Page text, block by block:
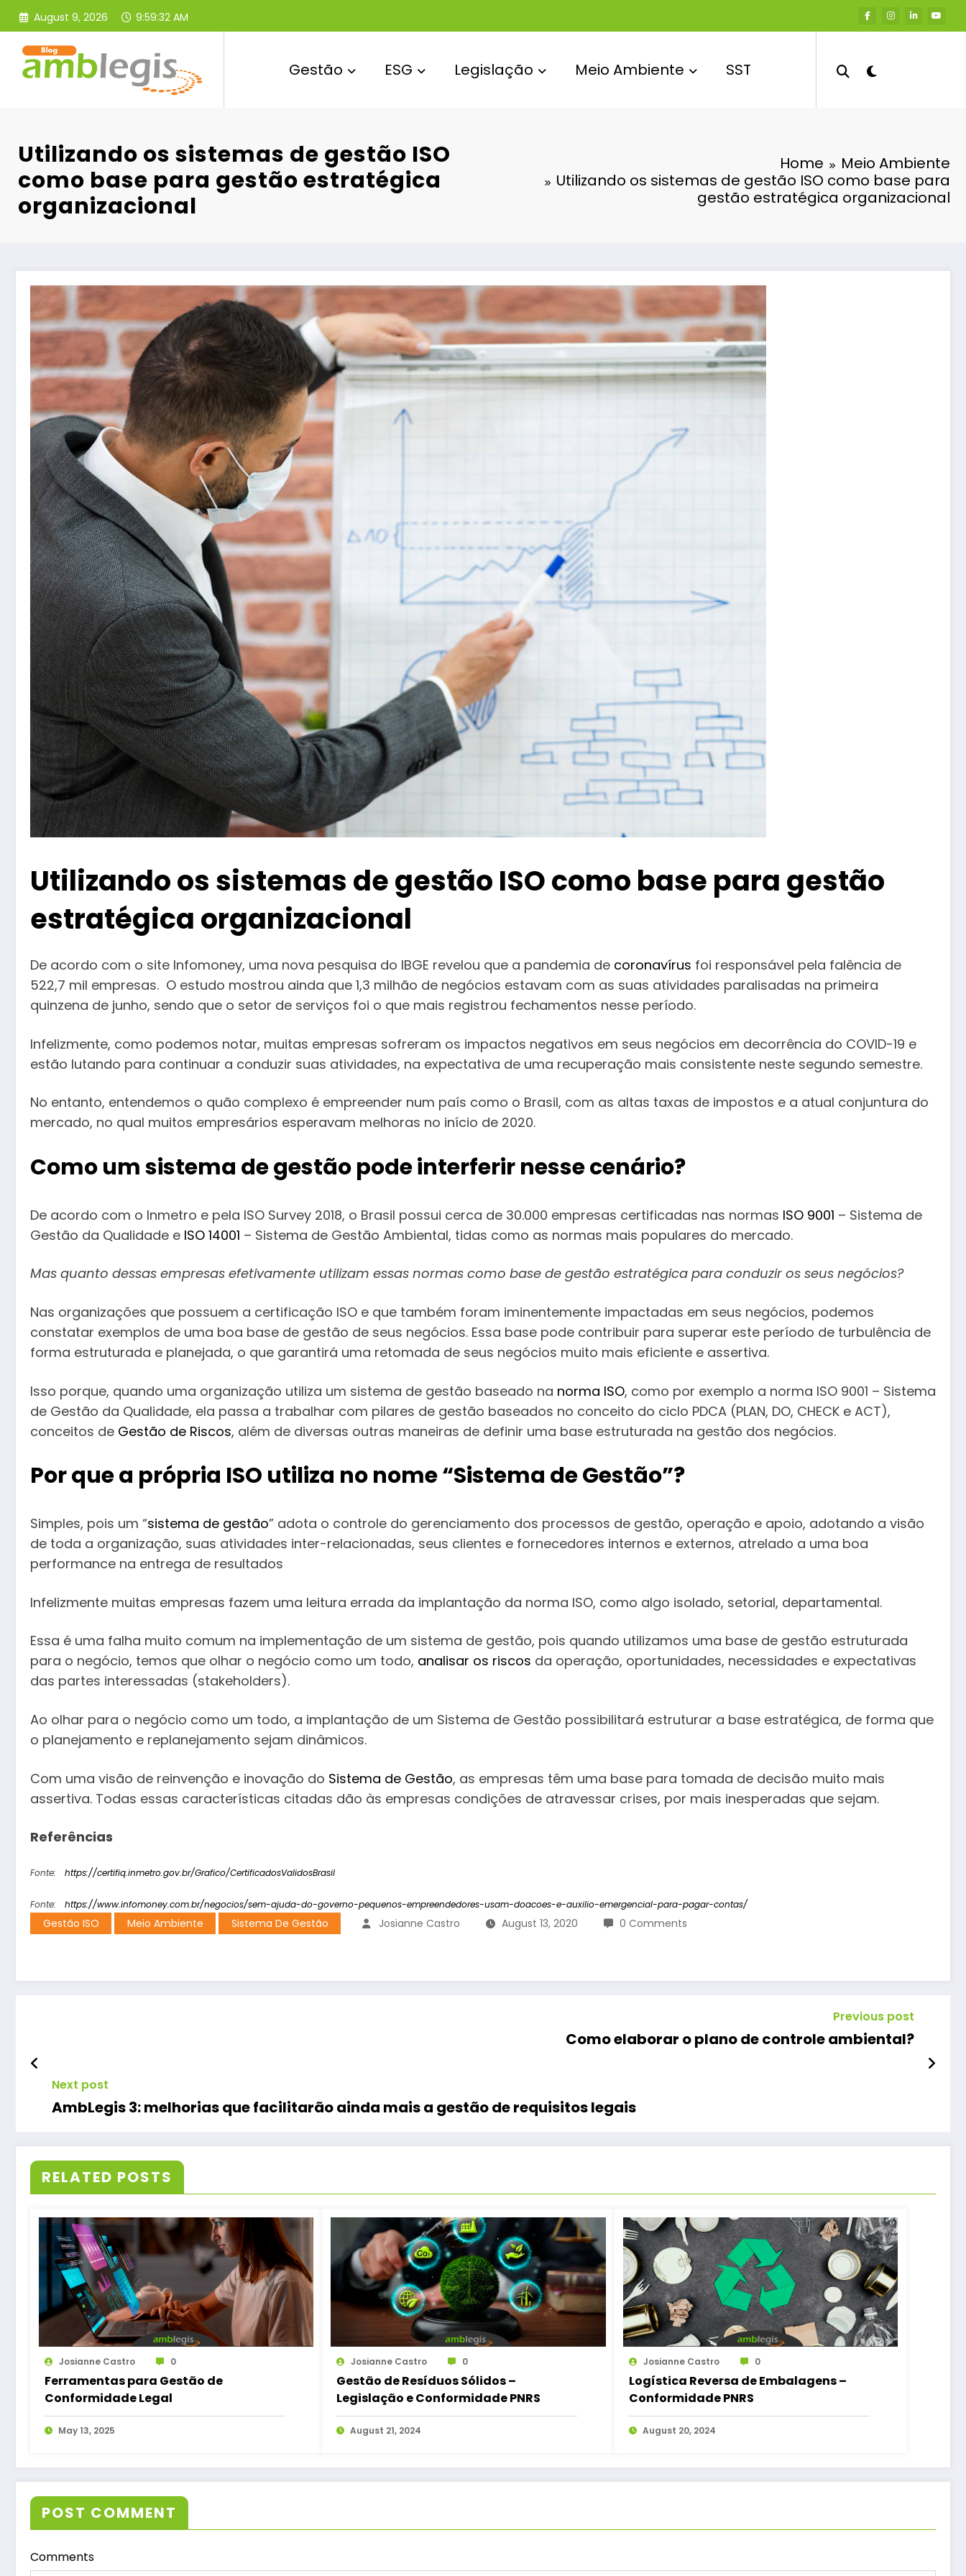
Skip
content
August 9, 2026 9:59:34 AM
Gestão ESG Legislação Meio Ambiente SST
Utilizando os sistemas de gestão ISO
como base para gestão estratégica
organizacional
Home
Meio Ambiente
Utilizando os sistemas de gestão ISO como base para
gestão estratégica organizacional
Utilizando os sistemas de gestão ISO como base para gestão
estratégica organizacional
De acordo com o site Infomoney, uma nova pesquisa do IBGE revelou que a pandemia de coronavírus foi responsável pela falência de
522,7 mil empresas. O estudo mostrou ainda que 1,3 milhão de negócios estavam com as suas atividades paralisadas na primeira
quinzena de junho, sendo que o setor de serviços foi o que mais registrou fechamentos nesse período. ⠀
Infelizmente, como podemos notar, muitas empresas sofreram os impactos negativos em seus negócios em decorrência do COVID-19 e
estão lutando para continuar a conduzir suas atividades, na expectativa de uma recuperação mais consistente neste segundo semestre.
No entanto, entendemos o quão complexo é empreender num país como o Brasil, com as altas taxas de impostos e a atual conjuntura do
mercado, no qual muitos empresários esperavam melhoras no início de 2020.
Como um sistema de gestão pode interferir nesse cenário?
De acordo com o Inmetro e pela ISO Survey 2018, o Brasil possui cerca de 30.000 empresas certificadas nas normas ISO 9001 – Sistema de
Gestão da Qualidade e ISO 14001 – Sistema de Gestão Ambiental, tidas como as normas mais populares do mercado.
Mas quanto dessas empresas efetivamente utilizam essas normas como base de gestão estratégica para conduzir os seus negócios?
Nas organizações que possuem a certificação ISO e que também foram iminentemente impactadas em seus negócios, podemos
constatar exemplos de uma boa base de gestão de seus negócios. Essa base pode contribuir para superar este período de turbulência de
forma estruturada e planejada, o que garantirá uma retomada de seus negócios muito mais eficiente e assertiva.
Isso porque, quando uma organização utiliza um sistema de gestão baseado na norma ISO, como por exemplo a norma ISO 9001 – Sistema
de Gestão da Qualidade, ela passa a trabalhar com pilares de gestão baseados no conceito do ciclo PDCA (PLAN, DO, CHECK e ACT),
conceitos de Gestão de Riscos, além de diversas outras maneiras de definir uma base estruturada na gestão dos negócios.
Por que a própria ISO utiliza no nome “Sistema de Gestão”?
Simples, pois um “sistema de gestão” adota o controle do gerenciamento dos processos de gestão, operação e apoio, adotando a visão
de toda a organização, suas atividades inter-relacionadas, seus clientes e fornecedores internos e externos, atrelado a uma boa
performance na entrega de resultados
Infelizmente muitas empresas fazem uma leitura errada da implantação da norma ISO, como algo isolado, setorial, departamental.
Essa é uma falha muito comum na implementação de um sistema de gestão, pois quando utilizamos uma base de gestão estruturada
para o negócio, temos que olhar o negócio como um todo, analisar os riscos da operação, oportunidades, necessidades e expectativas
das partes interessadas (stakeholders).
Ao olhar para o negócio como um todo, a implantação de um Sistema de Gestão possibilitará estruturar a base estratégica, de forma que
o planejamento e replanejamento sejam dinâmicos.
Com uma visão de reinvenção e inovação do Sistema de Gestão, as empresas têm uma base para tomada de decisão muito mais
assertiva. Todas essas características citadas dão às empresas condições de atravessar crises, por mais inesperadas que sejam.
Referências
Fonte: https://certifiq.inmetro.gov.br/Grafico/CertificadosValidosBrasil
Fonte: https://www.infomoney.com.br/negocios/sem-ajuda-do-governo-pequenos-empreendedores-usam-doacoes-e-auxilio-emergencial-para-pagar-contas/
Gestão ISO Meio Ambiente Sistema De Gestão Josianne Castro August 13, 2020 0 Comments
Previous post
Como elaborar o plano de controle ambiental?
Next post
AmbLegis 3: melhorias que facilitarão ainda mais a gestão de requisitos legais
RELATED POSTS
Josianne Castro 0
Ferramentas para Gestão de
Conformidade Legal
May 13, 2025
Josianne Castro 0
Gestão de Resíduos Sólidos –
Legislação e Conformidade PNRS
August 21, 2024
Josianne Castro 0
Logística Reversa de Embalagens –
Conformidade PNRS
August 20, 2024
POST COMMENT
Comments